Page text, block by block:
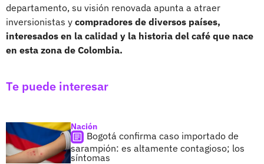
departamento, su visión renovada apunta a atraer
inversionistas y compradores de diversos países,
interesados en la calidad y la historia del café que nace
en esta zona de Colombia.
Te puede interesar
Nación
Bogotá confirma caso importado de
sarampión: es altamente contagioso; los
síntomas